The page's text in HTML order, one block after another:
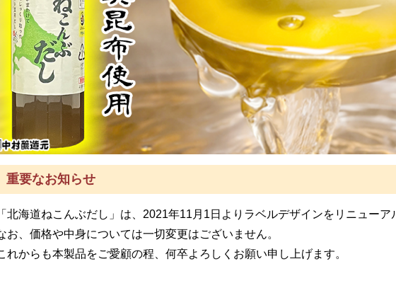
重要なお知らせ
北海道ねこんぶだし」は、2021年11月1日よりラベルデザインをリニューア
お、価格や中身については一切変更はございません。
れからも本製品をご愛顧の程、何卒よろしくお願い申し上げます。